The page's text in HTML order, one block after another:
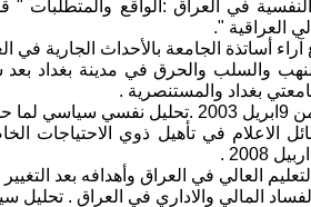
العراقية ".
بغداد والمستنصرية .
الاعلام في تأهيل ذوي الاحتياجات
2008 .